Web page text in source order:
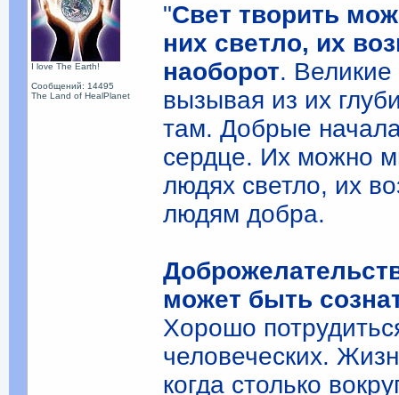
I love The Earth!
Сообщений: 14495
The Land of HealPlanet
"Свет творить
них светло, их
наоборот.
вызывая из их
там. Добрые
сердце. Их можно
людях светло, их
людям добра.
может быть
Хорошо
человеческих.
когда столько